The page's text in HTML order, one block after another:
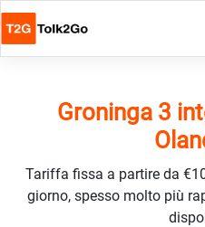
Groninga 3
Tariffa fissa a partire da
giorno, spesso molto più